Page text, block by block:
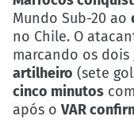
Mundo Sub-20 ao
no Chile. O
marcando os dois
artilheiro (sete
cinco minutos
após o VAR